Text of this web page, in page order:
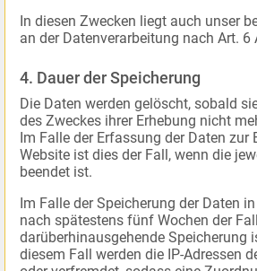
In diesen Zwecken liegt auch unser
an der Datenverarbeitung nach Art. 6
4. Dauer der Speicherung
Die Daten werden gelöscht, sobald
des Zweckes ihrer Erhebung nicht
Im Falle der Erfassung der Daten zur
Website ist dies der Fall, wenn die
beendet ist.
Im Falle der Speicherung der Daten
nach spätestens fünf Wochen der
darüberhinausgehende Speicherung
diesem Fall werden die IP-Adressen